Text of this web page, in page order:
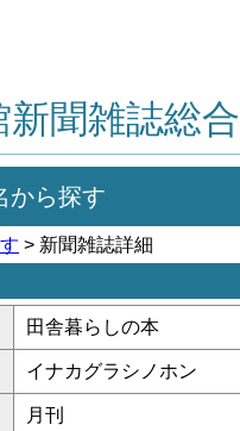
聞雑誌総
から探す
> 新聞雑誌詳細
田舎暮らしの本
イナカグラシノホン
月刊